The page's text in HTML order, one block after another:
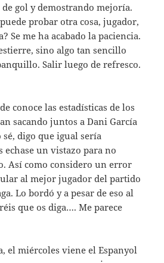
gol y demostrando mejoría.
probar otra cosa, jugador,
Se me ha acabado la paciencia.
sino algo tan sencillo
Salir luego de refresco.
conoce las estadísticas de los
sacando juntos a Dani García
sé, digo que igual sería
echase un vistazo para no
Así como considero un error
al mejor jugador del partido
Lo bordó y a pesar de eso al
que os diga…. Me parece
el miércoles viene el Espanyol